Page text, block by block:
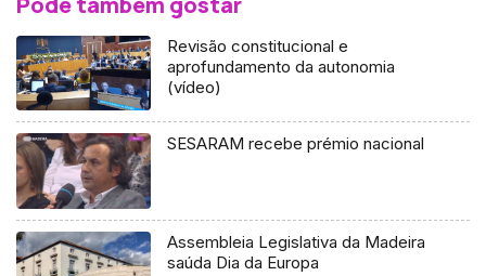
Revisão constitucional e
aprofundamento da autonomia
(vídeo)
SESARAM recebe prémio nacional
Assembleia Legislativa da Madeira
saúda Dia da Europa